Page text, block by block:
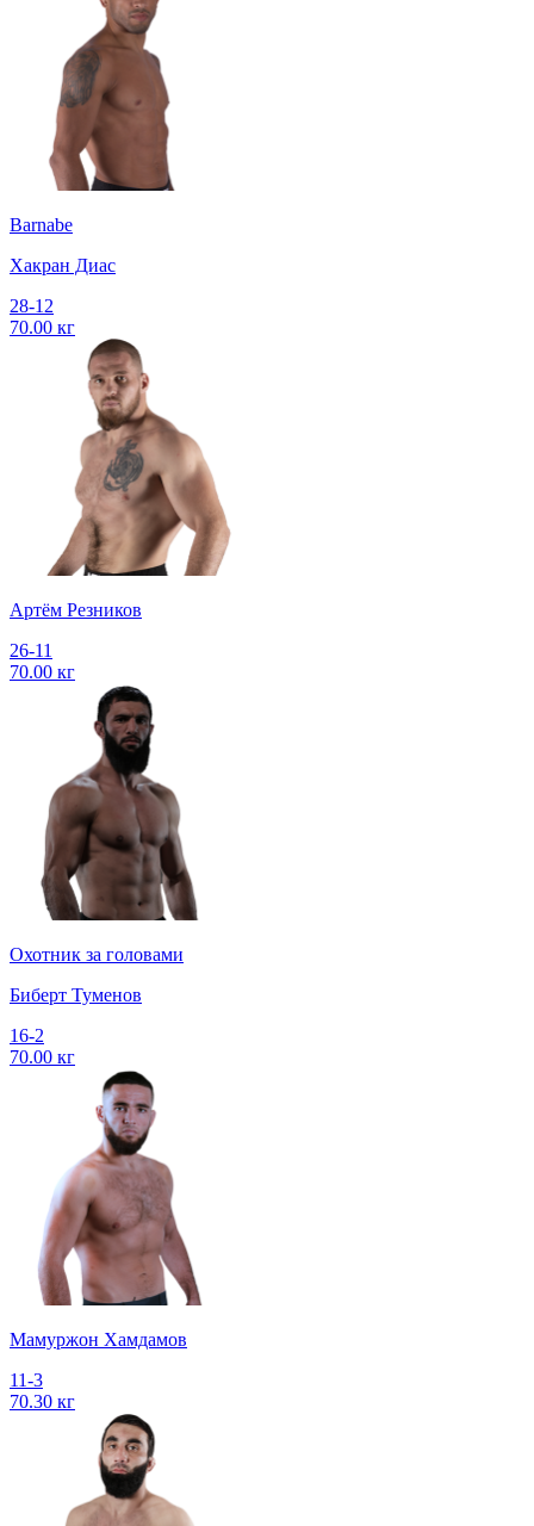
Barnabe
Хакран Диас
28-12
70.00 кг
Артём Резников
26-11
70.00 кг
Охотник за головами
Биберт Туменов
16-2
70.00 кг
Мамуржон Хамдамов
11-3
70.30 кг